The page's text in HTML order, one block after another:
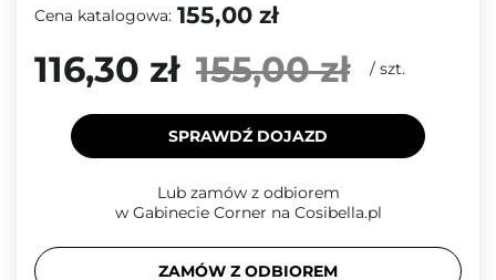
Cena katalogowa: 155,00 zł
116,30 zł 155,00 zł / szt.
SPRAWDŹ DOJAZD
Lub zamów z odbiorem
w Gabinecie Corner na Cosibella.pl
ZAMÓW Z ODBIOREM